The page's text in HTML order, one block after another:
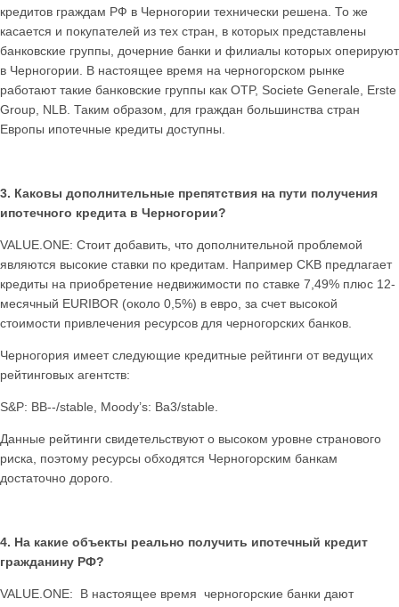
кредитов граждам РФ в Черногории технически решена. То же
касается и покупателей из тех стран, в которых представлены
банковские группы, дочерние банки и филиалы которых оперируют
в Черногории. В настоящее время на черногорском рынке
работают такие банковские группы как OTP, Societe Generale, Erste
Group, NLB. Таким образом, для граждан большинства стран
Европы ипотечные кредиты доступны.
3. Каковы дополнительные препятствия на пути получения
ипотечного кредита в Черногории?
VALUE.ONE: Стоит добавить, что дополнительной проблемой
являются высокие ставки по кредитам. Например CKB предлагает
кредиты на приобретение недвижимости по ставке 7,49% плюс 12-
месячный EURIBOR (около 0,5%) в евро, за счет высокой
стоимости привлечения ресурсов для черногорских банков.
Черногория имеет следующие кредитные рейтинги от ведущих
рейтинговых агентств:
S&P: BB-‐/stable, Moody’s: Ba3/stable.
Данные рейтинги свидетельствуют о высоком уровне странового
риска, поэтому ресурсы обходятся Черногорским банкам
достаточно дорого.
4. На какие объекты реально получить ипотечный кредит
гражданину РФ?
VALUE.ONE: В настоящее время черногорские банки дают